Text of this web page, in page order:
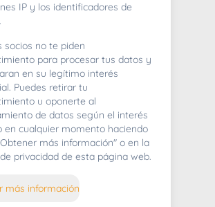
Lo sentimos mucho.
IP y los identificadores de
socios no te piden
para procesar tus datos y
en su legítimo interés
Puedes retirar tu
u oponerte al
de datos según el interés
en cualquier momento haciendo
más información" o en la
privacidad de esta página web.
más información